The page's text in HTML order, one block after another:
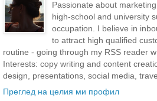
Passionate about
high-school and university
occupation. I believe in
to attract high qualified
routine - going through my RSS reader
Interests: copy writing and content
design, presentations, social media,
Преглед на целия ми профил